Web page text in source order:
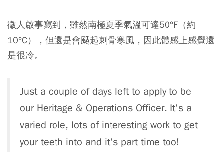
徵人啟事寫到，雖然南極夏季氣溫可達50°F（約
10°C），但還是會颳起刺骨寒風，因此體感上感覺還
是很冷。
Just a couple of days left to apply to be
our Heritage & Operations Officer. It's a
varied role, lots of interesting work to get
your teeth into and it's part time too!